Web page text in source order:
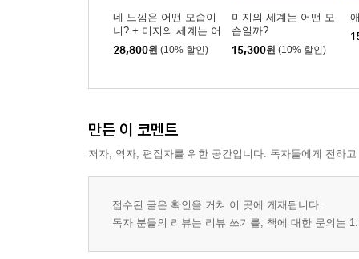
네 느낌은 어떤 모습이
니? + 미지의 세계는 어
떤 모습일까? 세트
28,800원 (10% 할인)
미지의 세계는 어떤 모
습일까?
15,300원 (10% 할인)
만든 이 코멘트
저자, 역자, 편집자를 위한 공간입니다. 독자들에게 전하
접수된 글은 확인을 거쳐 이 곳에 게재됩니다.
독자 분들의 리뷰는 리뷰 쓰기를, 책에 대한 문의는